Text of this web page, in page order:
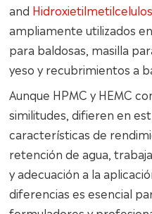
and
ampliamente utilizados
para baldosas, masilla
yeso y recubrimientos a
Aunque HPMC y HEMC
similitudes, difieren en
características de
retención de agua,
y adecuación a la
diferencias es esencial